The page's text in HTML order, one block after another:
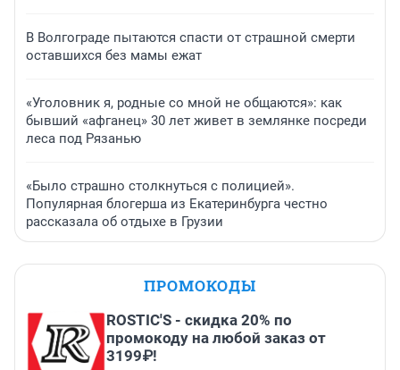
В Волгограде пытаются спасти от страшной смерти
оставшихся без мамы ежат
«Уголовник я, родные со мной не общаются»: как
бывший «афганец» 30 лет живет в землянке посреди
леса под Рязанью
«Было страшно столкнуться с полицией».
Популярная блогерша из Екатеринбурга честно
рассказала об отдыхе в Грузии
ПРОМОКОДЫ
ROSTIC'S - скидка 20% по
промокоду на любой заказ от
3199₽!